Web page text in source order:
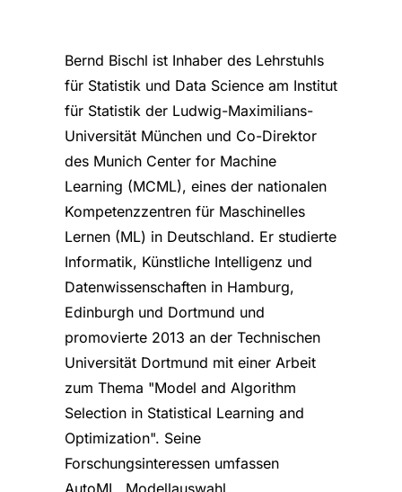
Bernd Bischl ist Inhaber des Lehrstuhls
für Statistik und Data Science am Institut
für Statistik der Ludwig-Maximilians-
Universität München und Co-Direktor
des Munich Center for Machine
Learning (MCML), eines der nationalen
Kompetenzzentren für Maschinelles
Lernen (ML) in Deutschland. Er studierte
Informatik, Künstliche Intelligenz und
Datenwissenschaften in Hamburg,
Edinburgh und Dortmund und
promovierte 2013 an der Technischen
Universität Dortmund mit einer Arbeit
zum Thema "Model and Algorithm
Selection in Statistical Learning and
Optimization". Seine
Forschungsinteressen umfassen
AutoML, Modellauswahl,